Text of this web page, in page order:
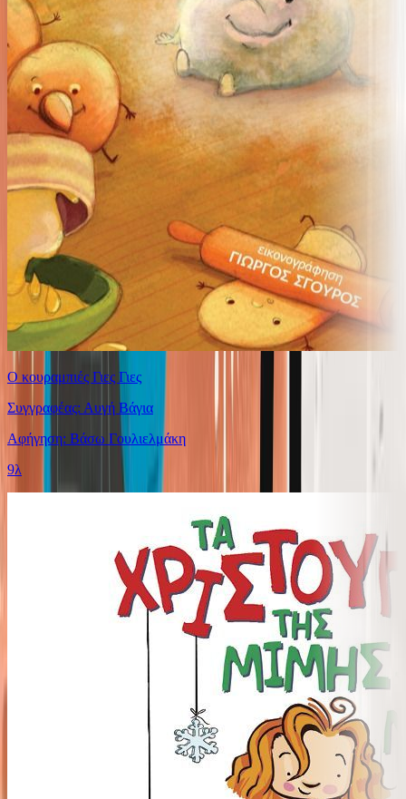
Ο κουραμπιές Γιες Γιες
Συγγραφέας: Αυγή Βάγια
Αφήγηση: Βάσω Γουλιελμάκη
9λ